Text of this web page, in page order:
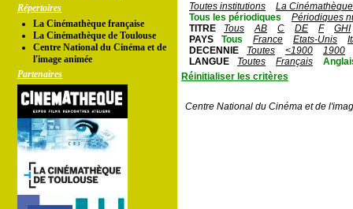
Répertoires
La Cinémathèque française
La Cinémathèque de Toulouse
Centre National du Cinéma et de
l'image animée
Partenaires
Toutes institutions
La
Tous les périodiques
Périodiques
TITRE
Tous AB C DE F
GHI
PAYS
Tous France Etats-Unis
DECENNIE
Toutes <1900
1900
LANGUE
Toutes Français
Réinitialiser les critères
Centre National du Cinéma et de